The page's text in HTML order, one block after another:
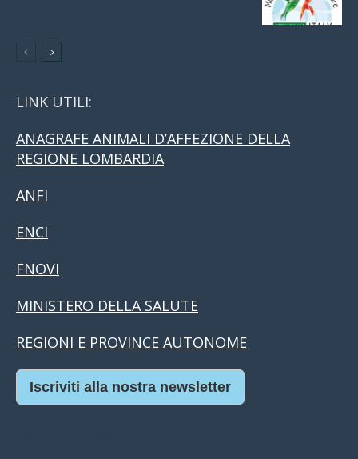
LINK UTILI:
ANAGRAFE ANIMALI D’AFFEZIONE DELLA
REGIONE LOMBARDIA
ANFI
ENCI
FNOVI
MINISTERO DELLA SALUTE
REGIONI E PROVINCE AUTONOME
Iscriviti alla nostra newsletter